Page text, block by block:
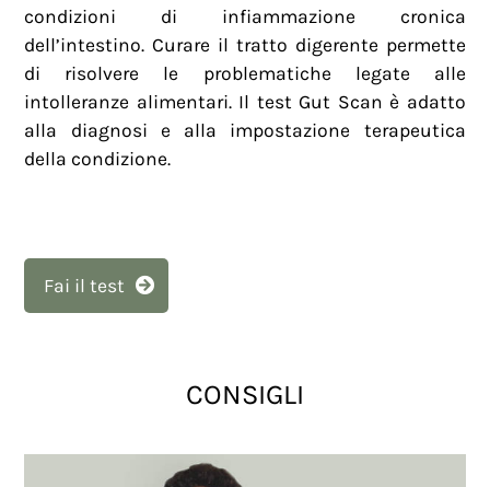
condizioni di infiammazione cronica
dell’intestino. Curare il tratto digerente permette
di risolvere le problematiche legate alle
intolleranze alimentari. Il test Gut Scan è adatto
alla diagnosi e alla impostazione terapeutica
della condizione.
Fai il test
CONSIGLI